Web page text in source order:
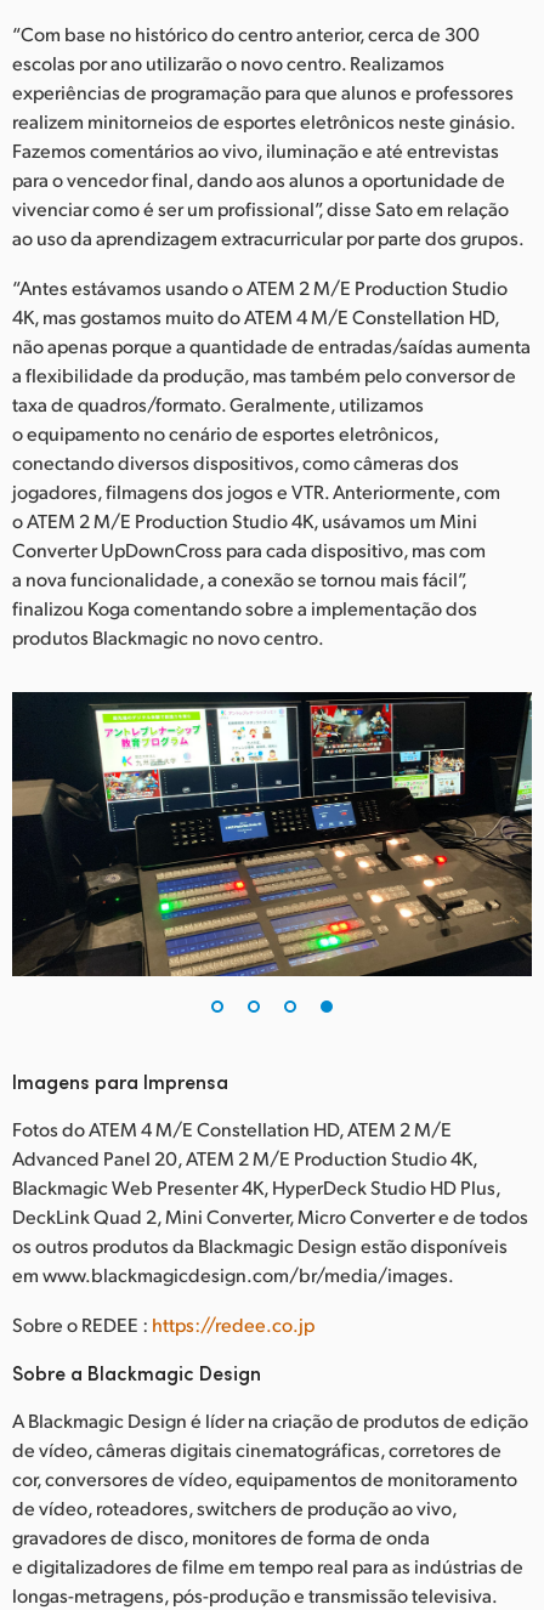
“Com base no histórico do centro anterior, cerca de 300
escolas por ano utilizarão o novo centro. Realizamos
experiências de programação para que alunos e professores
realizem minitorneios de esportes eletrônicos neste ginásio.
Fazemos comentários ao vivo, iluminação e até entrevistas
para o vencedor final, dando aos alunos a oportunidade de
vivenciar como é ser um profissional”, disse Sato em relação
ao uso da aprendizagem extracurricular por parte dos grupos.
“Antes estávamos usando o ATEM 2 M/E Production Studio
4K, mas gostamos muito do ATEM 4 M/E Constellation HD,
não apenas porque a quantidade de entradas/saídas aumenta
a flexibilidade da produção, mas também pelo conversor de
taxa de quadros/formato. Geralmente, utilizamos
o equipamento no cenário de esportes eletrônicos,
conectando diversos dispositivos, como câmeras dos
jogadores, filmagens dos jogos e VTR. Anteriormente, com
o ATEM 2 M/E Production Studio 4K, usávamos um Mini
Converter UpDownCross para cada dispositivo, mas com
a nova funcionalidade, a conexão se tornou mais fácil”,
finalizou Koga comentando sobre a implementação dos
produtos Blackmagic no novo centro.
Imagens para Imprensa
Fotos do ATEM 4 M/E Constellation HD, ATEM 2 M/E
Advanced Panel 20, ATEM 2 M/E Production Studio 4K,
Blackmagic Web Presenter 4K, HyperDeck Studio HD Plus,
DeckLink Quad 2, Mini Converter, Micro Converter e de todos
os outros produtos da Blackmagic Design estão disponíveis
em www.blackmagicdesign.com/br/media/images.
Sobre o REDEE : https://redee.co.jp
Sobre a Blackmagic Design
A Blackmagic Design é líder na criação de produtos de edição
de vídeo, câmeras digitais cinematográficas, corretores de
cor, conversores de vídeo, equipamentos de monitoramento
de vídeo, roteadores, switchers de produção ao vivo,
gravadores de disco, monitores de forma de onda
e digitalizadores de filme em tempo real para as indústrias de
longas-metragens, pós-produção e transmissão televisiva.